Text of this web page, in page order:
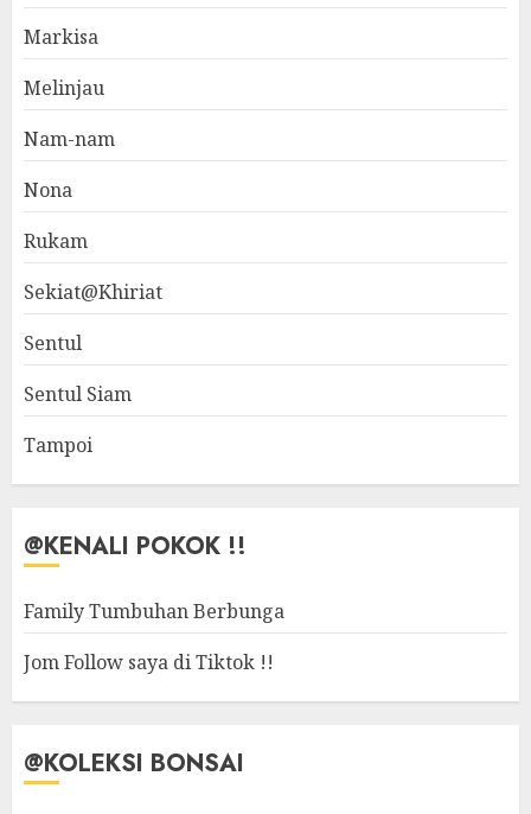
Markisa
Melinjau
Nam-nam
Nona
Rukam
Sekiat@Khiriat
Sentul
Sentul Siam
Tampoi
@KENALI POKOK !!
Family Tumbuhan Berbunga
Jom Follow saya di Tiktok !!
@KOLEKSI BONSAI